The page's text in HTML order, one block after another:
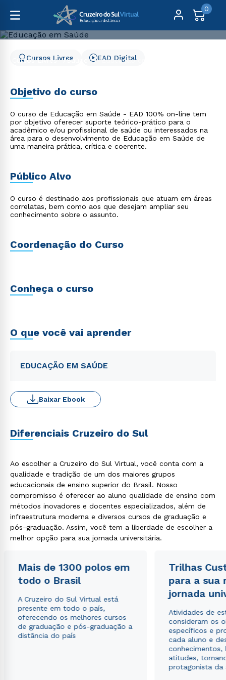
0
Cursos Livres Saúde Educação em Saúde
Cursos Livres EAD Digital
Objetivo do curso
O curso de Educação em Saúde - EAD 100% on-line tem
por objetivo oferecer suporte teórico-prático para o
acadêmico e/ou profissional de saúde ou interessados na
área para o desenvolvimento de Educação em Saúde de
uma maneira prática, crítica e coerente.
Público Alvo
O curso é destinado aos profissionais que atuam em áreas
correlatas, bem como aos que desejam ampliar seu
conhecimento sobre o assunto.
Coordenação do Curso
Conheça o curso
O que você vai aprender
EDUCAÇÃO EM SAÚDE
Baixar Ebook
Diferenciais Cruzeiro do Sul
Ao escolher a Cruzeiro do Sul Virtual, você conta com a
qualidade e tradição de um dos maiores grupos
educacionais de ensino superior do Brasil. Nosso
compromisso é oferecer ao aluno qualidade de ensino com
métodos inovadores e docentes especializados, além de
infraestrutura moderna e diversos cursos de graduação e
pós-graduação. Assim, você tem a liberdade de escolher a
melhor opção para sua jornada universitária.
Mais de 1300 polos em
todo o Brasil
A Cruzeiro do Sul Virtual está
presente em todo o país,
oferecendo os melhores cursos
de graduação e pós-graduação a
distância do país
Trilhas
para a sua
jornada
Atividades de
consideram os
específicos e
cada aluno e
conhecimentos,
atitudes,
protagonista da